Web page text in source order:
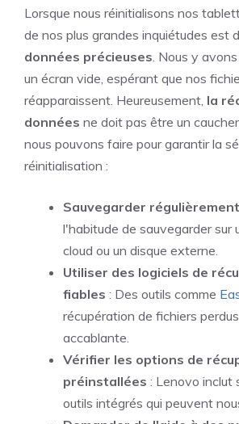
Lorsque nous réinitialisons nos
de nos plus grandes inquiétudes est
données précieuses. Nous y
un écran vide, espérant que nos
réapparaissent. Heureusement, la
données ne doit pas être un
nous pouvons faire pour garantir la
réinitialisation :
Sauvegarder régulièrement
l'habitude de sauvegarder sur
cloud ou un disque externe.
Utiliser des logiciels de
fiables : Des outils comme
récupération de fichiers
accablante.
Vérifier les options de
préinstallées : Lenovo inclut
outils intégrés qui peuvent